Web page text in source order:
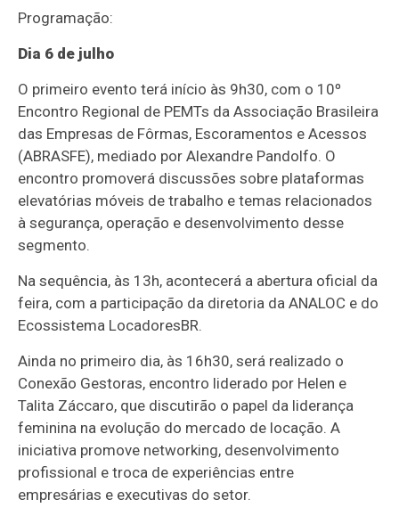
Programação:
Dia 6 de julho
O primeiro evento terá início às 9h30, com o 10º
Encontro Regional de PEMTs da Associação Brasileira
das Empresas de Fôrmas, Escoramentos e Acessos
(ABRASFE), mediado por Alexandre Pandolfo. O
encontro promoverá discussões sobre plataformas
elevatórias móveis de trabalho e temas relacionados
à segurança, operação e desenvolvimento desse
segmento.
Na sequência, às 13h, acontecerá a abertura oficial da
feira, com a participação da diretoria da ANALOC e do
Ecossistema LocadoresBR.
Ainda no primeiro dia, às 16h30, será realizado o
Conexão Gestoras, encontro liderado por Helen e
Talita Záccaro, que discutirão o papel da liderança
feminina na evolução do mercado de locação. A
iniciativa promove networking, desenvolvimento
profissional e troca de experiências entre
empresárias e executivas do setor.